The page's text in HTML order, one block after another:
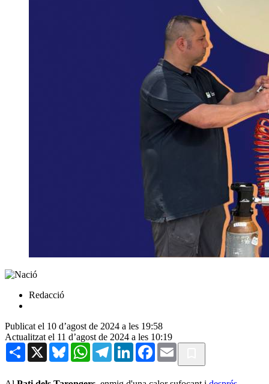
Redacció
Publicat el 10 d’agost de 2024 a les 19:58
Actualitzat el 11 d’agost de 2024 a les 10:19
Share X BlueskyWhatsAppTelegramLinkedInFacebook
Email